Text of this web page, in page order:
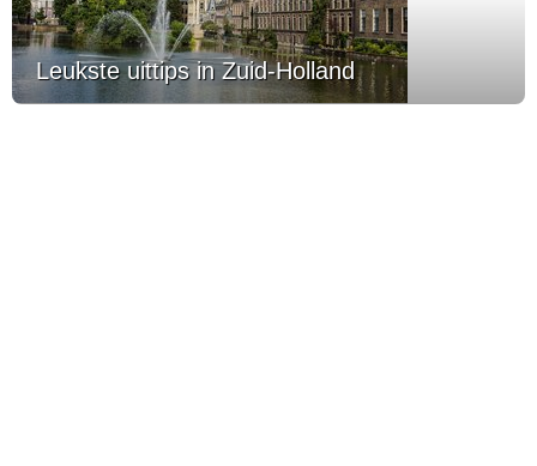
Leukste uittips in Zuid-Holland